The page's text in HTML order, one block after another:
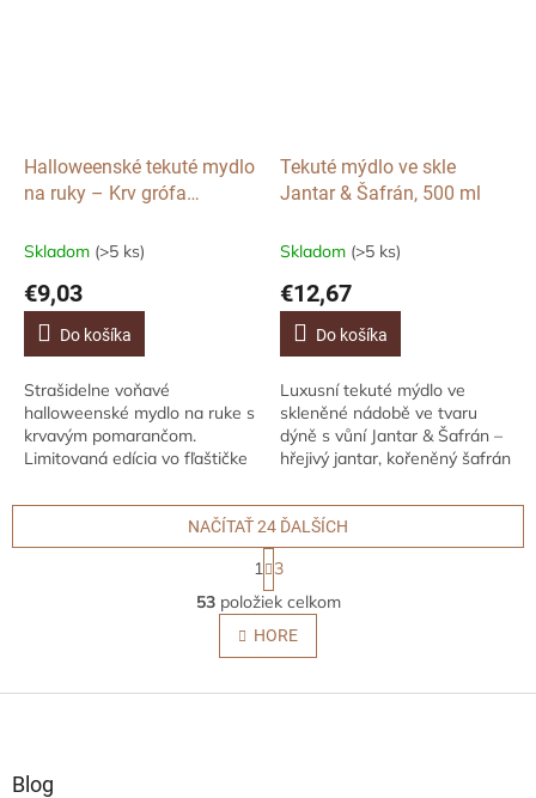
Halloweenské tekuté mydlo
na ruky – Krv grófa
490 ml
Skladom (>5 ks)
€9,03
Do košíka
Strašidelne voňavé
halloweenské mydlo na ruke s
krvavým pomarančom.
Limitovaná edícia vo fľaštičke
perfektný doplnok pre vaše
Tekuté mýdlo ve skle
Jantar & Šafrán, 500 ml
Skladom (>5 ks)
€12,67
Do košíka
Luxusní tekuté mýdlo ve
skleněné nádobě ve tvaru
dýně s vůní Jantar & Šafrán –
hřejivý jantar, kořeněný šafrán
čistí pokožku a zároveň
provoní váš...
O
v
l
á
NAČÍTAŤ 24 ĎALŠÍCH
S
t
r
á
n
k
v
1 3
53položiek celkom
HORE
Blog